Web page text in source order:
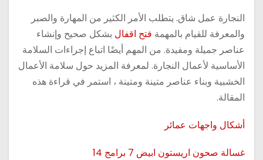
النجارة عمل شاق. يتطلب الأمر الكثير من المهارة والصبر
والمعرفة للقيام بالمهمة فتح اقفال بشكل صحيح وإنشاء
عناصر جميلة ومفيدة. من المهم أيضًا اتباع إجراءات السلامة
الأساسية لأعمال النجارة. لمعرفة المزيد حول سلامة الأعمال
الخشبية وبناء عناصر متينة ومتينة ، استمر في قراءة هذه
المقالة.
أشكال واجهات عمائر
غسالة صحون اريستون ابيض 7 برامج 14